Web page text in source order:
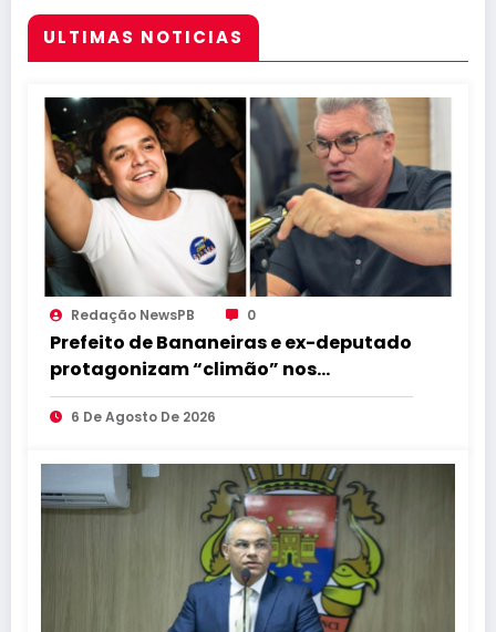
ULTIMAS NOTICIAS
Redação NewsPB 0
Prefeito de Bananeiras e ex-deputado
protagonizam “climão” nos
bastidores da convenção de Lucas
6 De Agosto De 2026